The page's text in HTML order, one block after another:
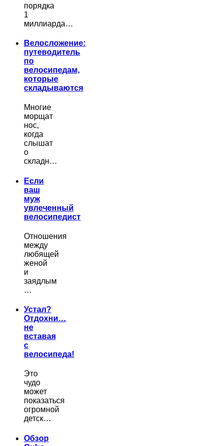
порядка
1
миллиарда…
Велосложение:
путеводитель
по
велосипедам,
которые
складываются
Многие
морщат
нос,
когда
слышат
о
складн…
Если
ваш
муж
увлеченный
велосипедист
Отношения
между
любящей
женой
и
заядлым
…
Устал?
Отдохни…
не
вставая
с
велосипеда!
Это
чудо
может
показаться
огромной
детск…
Обзор